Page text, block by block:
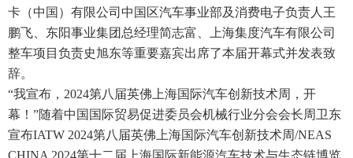
卡（中国）有限公司中国区汽车事业部及消费电子负责人王
鹏飞、东阳事业集团总经理简志富、上海集度汽车有限公司
整车项目负责史旭东等重要嘉宾出席了本届开幕式并发表致
辞。
“我宣布，2024第八届英佛上海国际汽车创新技术周，开
幕！”随着中国国际贸易促进委员会机械行业分会会长周卫东
宣布IATW 2024第八届英佛上海国际汽车创新技术周/NEAS